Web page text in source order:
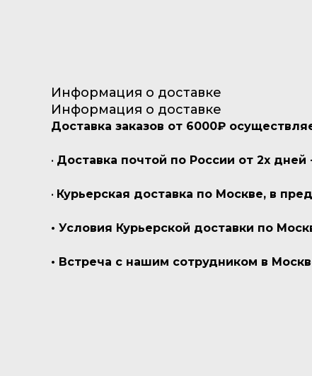
Информация о доставке
Информация о доставке
Доставка заказов от 6000₽
• Доставка почтой по России от 2х дней
• Курьерская доставка по Москве, в
• Условия Курьерской доставки по
• Встреча с нашим сотрудником в